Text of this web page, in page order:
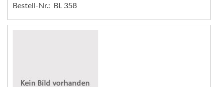
Bestell-Nr.: BL 358